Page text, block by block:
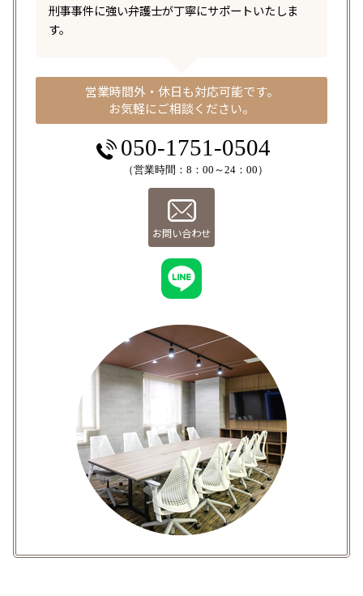
刑事事件に強い弁護士が丁寧にサポートいたしま
す。
営業時間外・休日も対応可能です。
お気軽にご相談ください。
050-1751-0504
（営業時間：8：00～24：00）
お問い合わせ